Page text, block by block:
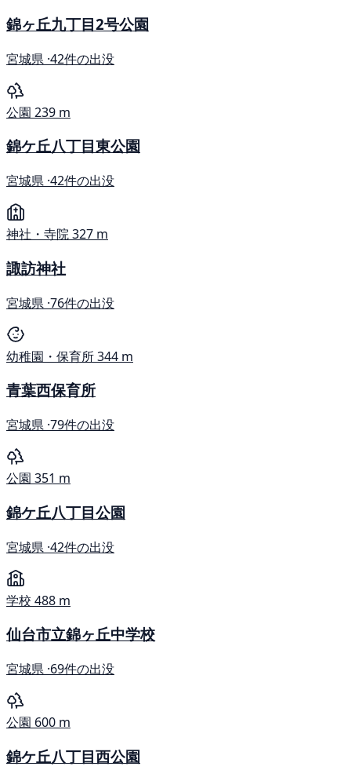
錦ヶ丘九丁目2号公園
宮城県 ·42件の出没
公園 239 m
錦ケ丘八丁目東公園
宮城県 ·42件の出没
神社・寺院327 m
諏訪神社
宮城県 ·76件の出没
幼稚園・保育所344 m
青葉西保育所
宮城県 ·79件の出没
公園 351 m
錦ケ丘八丁目公園
宮城県 ·42件の出没
学校 488 m
仙台市立錦ヶ丘中学校
宮城県 ·69件の出没
公園 600 m
錦ケ丘八丁目西公園